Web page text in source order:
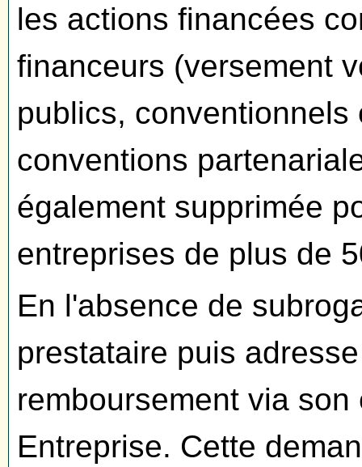
les actions financées
financeurs (versement
publics,
conventions
également supprimée
entreprises de plus de
En l'absence de
prestataire puis
remboursement via
Entreprise. Cette